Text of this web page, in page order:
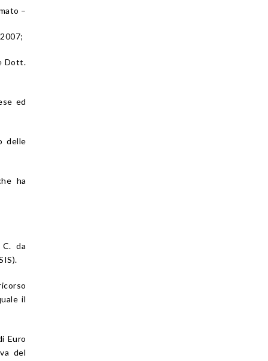
–
Dott.
ed
delle
ha
da
il
Euro
del